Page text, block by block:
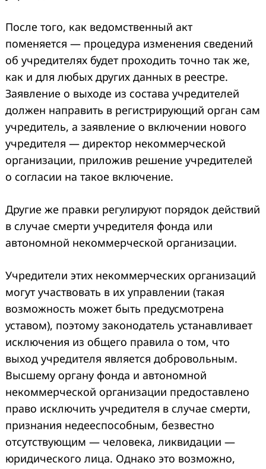
После того, как ведомственный акт
поменяется — процедура изменения сведений
об учредителях будет проходить точно так же,
как и для любых других данных в реестре.
Заявление о выходе из состава учредителей
должен направить в регистрирующий орган сам
учредитель, а заявление о включении нового
учредителя — директор некоммерческой
организации, приложив решение учредителей
о согласии на такое включение.
Другие же правки регулируют порядок действий
в случае смерти учредителя фонда или
автономной некоммерческой организации.
Учредители этих некоммерческих организаций
могут участвовать в их управлении (такая
возможность может быть предусмотрена
уставом), поэтому законодатель устанавливает
исключения из общего правила о том, что
выход учредителя является добровольным.
Высшему органу фонда и автономной
некоммерческой организации предоставлено
право исключить учредителя в случае смерти,
признания недееспособным, безвестно
отсутствующим — человека, ликвидации —
юридического лица. Однако это возможно,